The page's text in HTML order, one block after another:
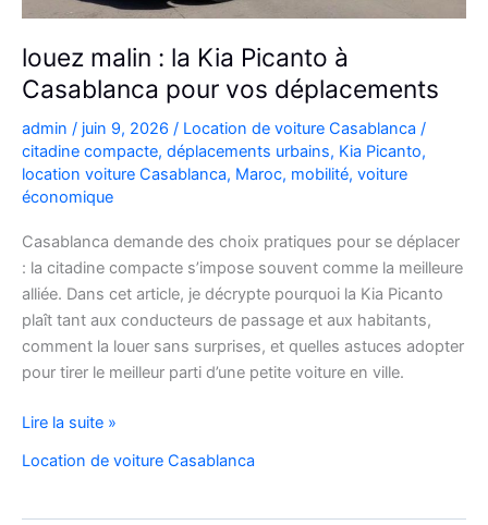
louez malin : la Kia Picanto à
Casablanca pour vos déplacements
admin / juin 9, 2026 / Location de voiture Casablanca /
citadine compacte, déplacements urbains, Kia Picanto,
location voiture Casablanca, Maroc, mobilité, voiture
économique
Casablanca demande des choix pratiques pour se déplacer
: la citadine compacte s’impose souvent comme la meilleure
alliée. Dans cet article, je décrypte pourquoi la Kia Picanto
plaît tant aux conducteurs de passage et aux habitants,
comment la louer sans surprises, et quelles astuces adopter
pour tirer le meilleur parti d’une petite voiture en ville.
louez
Lire la suite »
Location de voiture Casablanca